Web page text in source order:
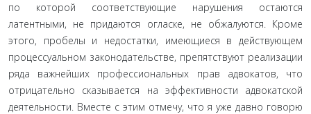
по которой соответствующие нарушения остаются
латентными, не придаются огласке, не обжалуются. Кроме
этого, пробелы и недостатки, имеющиеся в действующем
процессуальном законодательстве, препятствуют реализации
ряда важнейших профессиональных прав адвокатов, что
отрицательно сказывается на эффективности адвокатской
деятельности. Вместе с этим отмечу, что я уже давно говорю